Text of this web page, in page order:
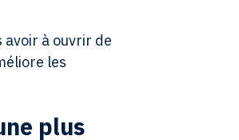
avoir à ouvrir de
les
plus